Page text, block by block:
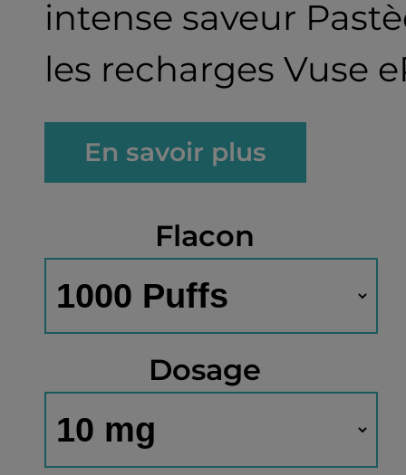
intense saveur
les recharges Vuse
En savoir plus
Flacon
Dosage